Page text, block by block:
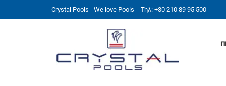
Crystal Pools - We love Pools - Τηλ: +30 210 89 95 500